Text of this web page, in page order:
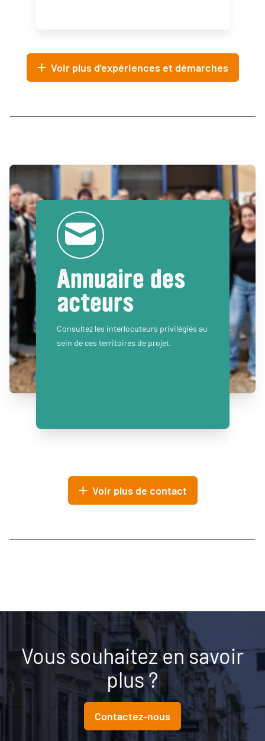
Voir plus d'expériences et démarches
Annuaire des
acteurs
Consultez les interlocuteurs privilégiés au
sein de ces territoires de projet.
Voir plus de contact
Vous souhaitez en savoir
plus ?
Contactez-nous